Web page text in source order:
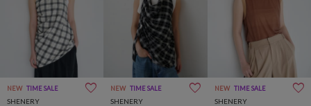
NEW TIME SALE
SHENERY
NEW TIME SALE
SHENERY
NEW TIME SALE
SHENERY